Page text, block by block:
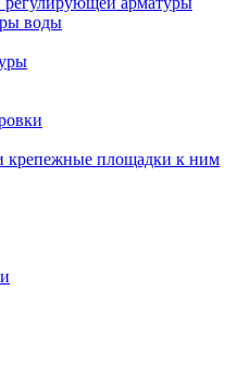
воды
крепежные площадки к ним